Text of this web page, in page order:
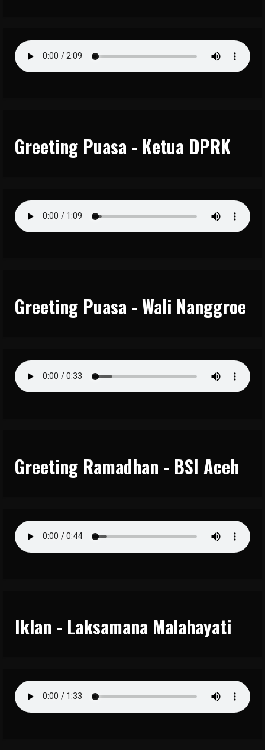
Greeting Puasa - Ketua DPRK
Greeting Puasa - Wali Nanggroe
Greeting Ramadhan - BSI Aceh
Iklan - Laksamana Malahayati